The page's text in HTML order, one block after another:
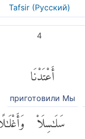
Tafsir (Pусский)
4
أَعْتَدْنَا
приготовили Мы
سَلَٰسِلَا۟